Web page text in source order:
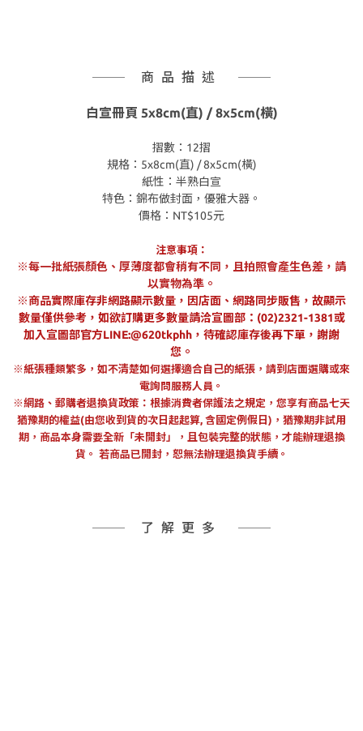
商品描述
白宣冊頁 5x8cm(直) / 8x5cm(橫)
摺數：12摺
規格：5x8cm(直) / 8x5cm(橫)
紙性：半熟白宣
特色：錦布做封面，優雅大器。
價格：NT$105元
注意事項：
※每一批紙張顏色、厚薄度都會稍有不同，且拍照會產生色差，請
以實物為準。
※商品實際庫存非網路顯示數量，因店面、網路同步販售，故顯示
數量僅供參考， 如欲訂購更多數量請洽宣圖部：(02)2321-1381或
加入宣圖部官方LINE:@620tkphh，待確認庫存後再下單，謝謝
您。
※紙張種類繁多，如不清楚如何選擇適合自己的紙張，請到店面選購或來
電詢問服務人員。
※網路、郵購者退換貨政策：根據消費者保護法之規定，您享有商品七天
猶豫期的權益(由您收到貨的次日起起算, 含國定例假日)，猶豫期非試用
期，商品本身需要全新「未開封」，且包裝完整的狀態，才能辦理退換
貨。 若商品已開封，恕無法辦理退換貨手續。
了解更多